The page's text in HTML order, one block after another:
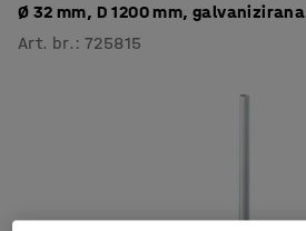
Ø 32 mm, D 1200 mm, galvanizirana
Art. br. :725815